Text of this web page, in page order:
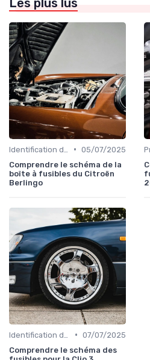
• 05/07/2025
Comprendre le schéma de la
boîte à fusibles du Citroën
Berlingo
• 07/07/2025
Comprendre le schéma des